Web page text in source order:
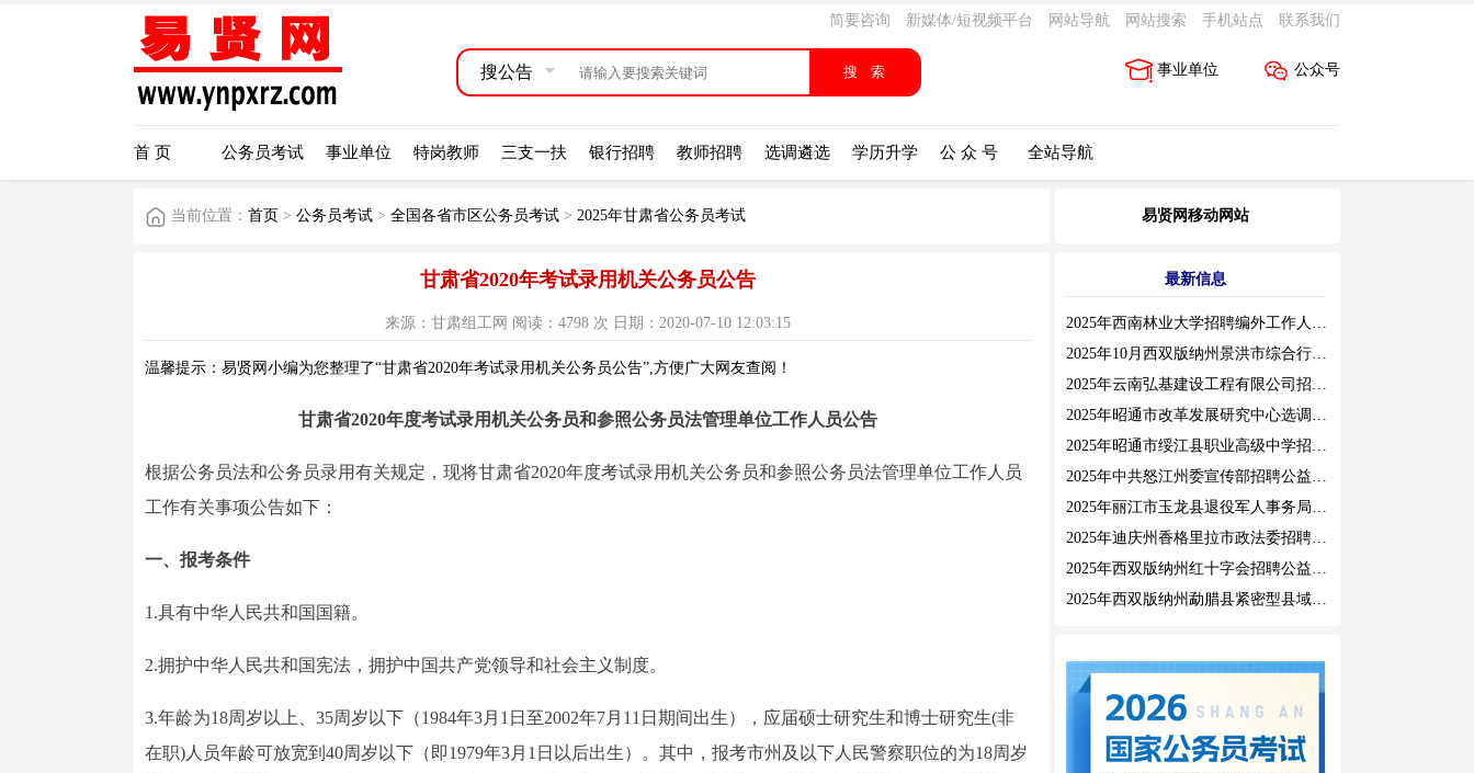
简要咨询 新媒体/短视频平台 网站导航 网站搜索 手机站点 联系我们
搜公告 公众号
事业单位
首 页 公务员考试 事业单位 特岗教师 三支一扶 银行招聘 教师招聘 选调遴选 学历升学 公 众 号 全站导航
当前位置： 首页 > 公务员考试 > 全国各省市区公务员考试 > 2025年甘肃省公务员考试
甘肃省2020年考试录用机关公务员公告
来源：甘肃组工网 阅读：4798 次 日期：2020-07-10 12:03:15
温馨提示：易贤网小编为您整理了“甘肃省2020年考试录用机关公务员公告”,方便广大网友查阅！
甘肃省2020年度考试录用机关公务员和参照公务员法管理单位工作人员公告
根据公务员法和公务员录用有关规定，现将甘肃省2020年度考试录用机关公务员和参照公务员法管理单位工作人员
工作有关事项公告如下：
一、报考条件
1.具有中华人民共和国国籍。
2.拥护中华人民共和国宪法，拥护中国共产党领导和社会主义制度。
3.年龄为18周岁以上、35周岁以下（1984年3月1日至2002年7月11日期间出生），应届硕士研究生和博士研究生(非
在职)人员年龄可放宽到40周岁以下（即1979年3月1日以后出生）。其中，报考市州及以下人民警察职位的为18周岁
易贤网移动网站
最新信息
2025年西南林业大学招聘编外工作人员公告（三）
2025年10月西双版纳州景洪市综合行政执法局招聘人员公告
2025年云南弘基建设工程有限公司招聘公告
2025年昭通市改革发展研究中心选调工作人员职业素质测评通告
2025年昭通市绥江县职业高级中学招聘编外紧缺临聘数学教师公告
2025年中共怒江州委宣传部招聘公益性岗位公告
2025年丽江市玉龙县退役军人事务局公益性岗位招聘公告
2025年迪庆州香格里拉市政法委招聘公益性岗位公告
2025年西双版纳州红十字会招聘公益性岗位人员公告
2025年西双版纳州勐腊县紧密型县域医共体招聘编外人员公告